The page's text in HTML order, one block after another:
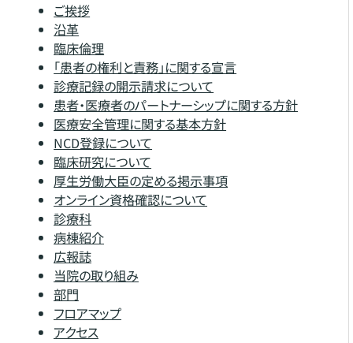
ご挨拶
沿革
臨床倫理
「患者の権利と責務」に関する宣言
診療記録の開示請求について
患者・医療者のパートナーシップに関する方針
医療安全管理に関する基本方針
NCD登録について
臨床研究について
厚生労働大臣の定める掲示事項
オンライン資格確認について
診療科
病棟紹介
広報誌
当院の取り組み
部門
フロアマップ
アクセス